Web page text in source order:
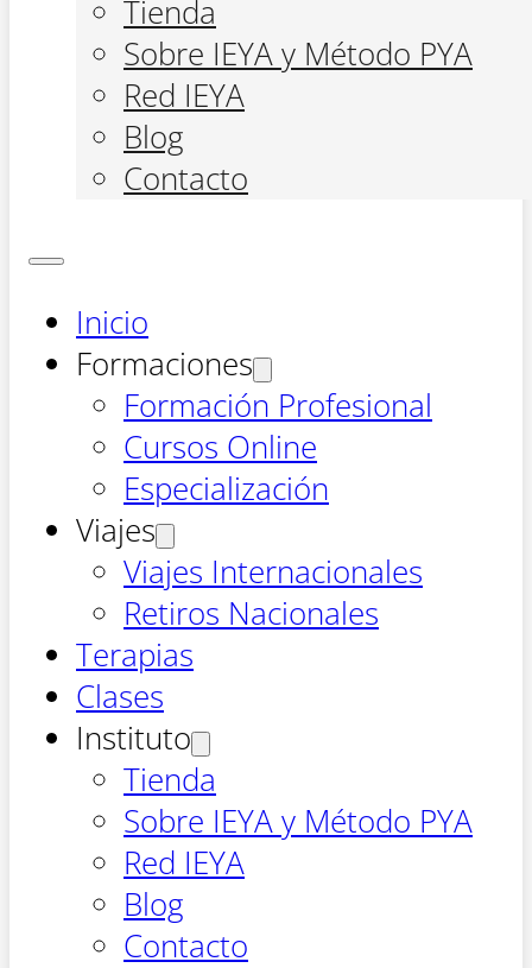
Tienda
Sobre IEYA y Método PYA
Red IEYA
Blog
Contacto
Inicio
Formaciones
Formación Profesional
Cursos Online
Especialización
Viajes
Viajes Internacionales
Retiros Nacionales
Terapias
Clases
Instituto
Tienda
Sobre IEYA y Método PYA
Red IEYA
Blog
Contacto